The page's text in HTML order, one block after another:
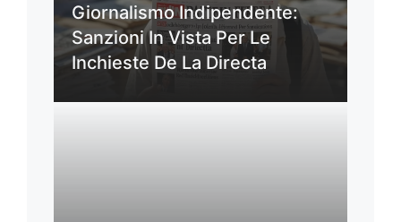
Giornalismo Indipendente:
Sanzioni In Vista Per Le
Inchieste De La Directa